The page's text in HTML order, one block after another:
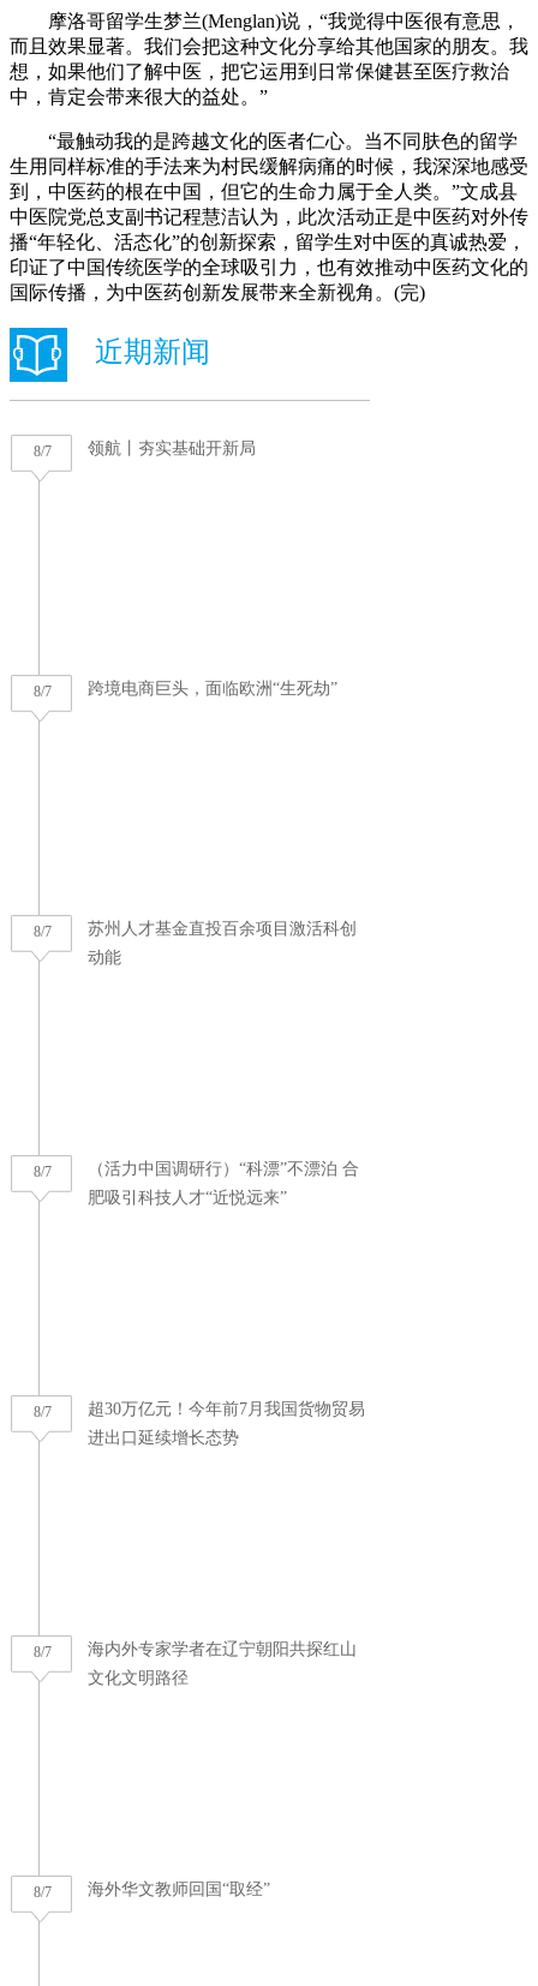
摩洛哥留学生梦兰(Menglan)说，“我觉得中医很有意思，
而且效果显著。我们会把这种文化分享给其他国家的朋友。我
想，如果他们了解中医，把它运用到日常保健甚至医疗救治
中，肯定会带来很大的益处。”
“最触动我的是跨越文化的医者仁心。当不同肤色的留学
生用同样标准的手法来为村民缓解病痛的时候，我深深地感受
到，中医药的根在中国，但它的生命力属于全人类。”文成县
中医院党总支副书记程慧洁认为，此次活动正是中医药对外传
播“年轻化、活态化”的创新探索，留学生对中医的真诚热爱，
印证了中国传统医学的全球吸引力，也有效推动中医药文化的
国际传播，为中医药创新发展带来全新视角。(完)